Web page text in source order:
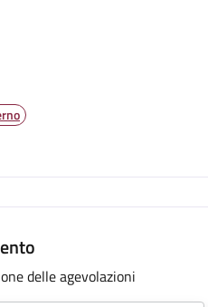
delle agevolazioni